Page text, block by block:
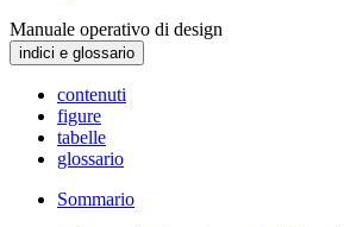
Manuale operativo di design
indici e glossario
contenuti
figure
tabelle
glossario
Sommario